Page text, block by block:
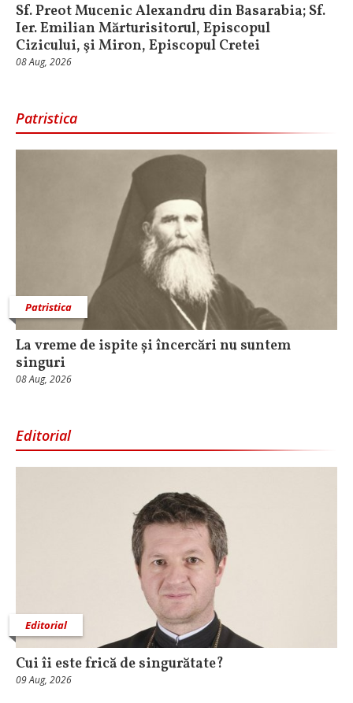
Sf. Preot Mucenic Alexandru din Basarabia; Sf.
Ier. Emilian Mărturisitorul, Episcopul
Cizicului, şi Miron, Episcopul Cretei
08 Aug, 2026
Patristica
Patristica
La vreme de ispite și încercări nu suntem
singuri
08 Aug, 2026
Editorial
Editorial
Cui îi este frică de singurătate?
09 Aug, 2026